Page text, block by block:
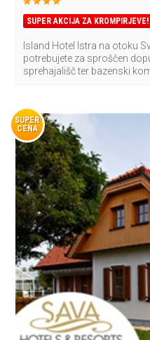
SUPER AKCIJA ZA KROMPIRJEVE!
Island Hotel Istra na otoku
potrebujete za sproščen
sprehajališč ter bazenski
SUPER
CENA